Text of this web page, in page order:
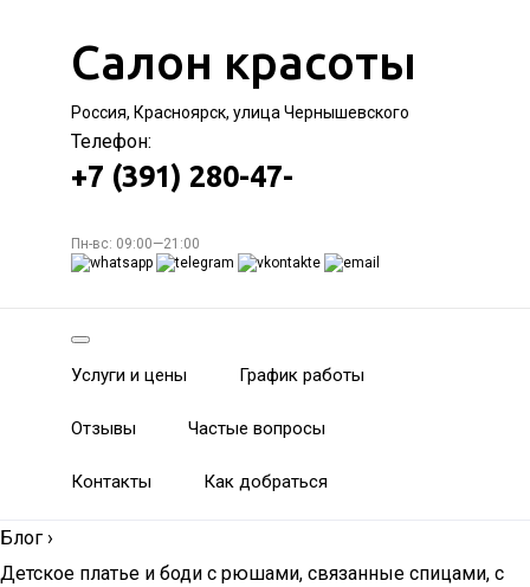
Салон красоты
Россия, Красноярск, улица Чернышевского
Телефон:
+7 (391) 280-47-
Пн-вс: 09:00—21:00
Услуги и цены График работы
Отзывы Частые вопросы
Контакты Как добраться
Блог ›
Детское платье и боди с рюшами, связанные спицами, с